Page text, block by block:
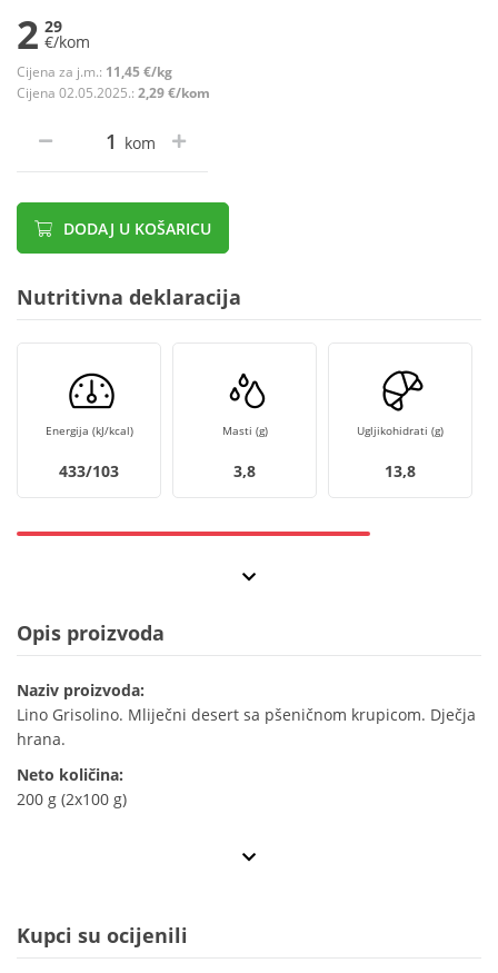
2 29
€/kom
Cijena za j.m.: 11,45 €/kg
Cijena 02.05.2025.: 2,29 €/kom
kom
DODAJ U KOŠARICU
Nutritivna deklaracija
Energija (kJ/kcal)
433/103
Masti (g)
3,8
Ugljikohidrati (g)
13,8
Opis proizvoda
Naziv proizvoda:
Lino Grisolino. Mliječni desert sa pšeničnom krupicom. Dječja
hrana.
Neto količina:
200 g (2x100 g)
Kupci su ocijenili